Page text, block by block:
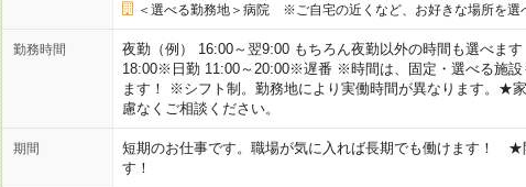
＜選べる勤務地＞病院 ※ご自宅の近くなど、お好きな場所を選
勤務時間
夜勤（例） 16:00～翌9:00 もちろん夜勤以外の時間も選べま
18:00※日勤 11:00～20:00※遅番 ※時間は、固定・選べる施設
ます！ ※シフト制。勤務地により実働時間が異なります。★
慮なくご相談ください。
期間
短期のお仕事です。職場が気に入れば長期でも働けます！
す！